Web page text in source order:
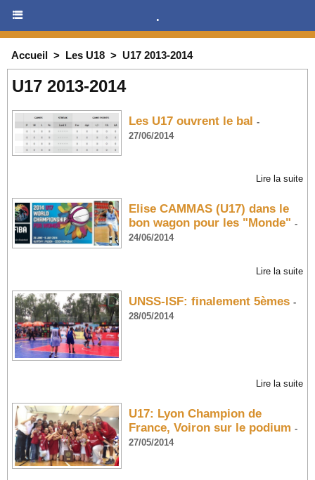
.
Accueil > Les U18 > U17 2013-2014
U17 2013-2014
Les U17 ouvrent le bal -
27/06/2014
Lire la suite
Elise CAMMAS (U17) dans le
bon wagon pour les "Monde" -
24/06/2014
Lire la suite
UNSS-ISF: finalement 5èmes -
28/05/2014
Lire la suite
U17: Lyon Champion de
France, Voiron sur le podium -
27/05/2014